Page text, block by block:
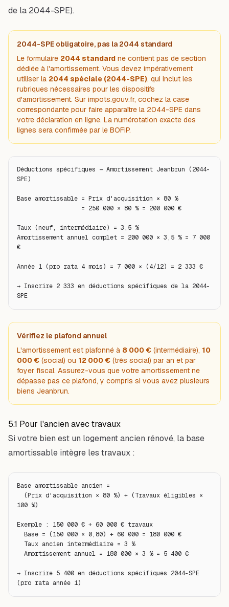
de la 2044-SPE).
2044-SPE obligatoire, pas la 2044 standard
Le formulaire 2044 standard ne contient pas de section
dédiée à l'amortissement. Vous devez impérativement
utiliser la 2044 spéciale (2044-SPE), qui inclut les
rubriques nécessaires pour les dispositifs
d'amortissement. Sur impots.gouv.fr, cochez la case
correspondante pour faire apparaître la 2044-SPE dans
votre déclaration en ligne. La numérotation exacte des
lignes sera confirmée par le BOFiP.
Déductions spécifiques — Amortissement Jeanbrun (2044-
SPE)
Base amortissable = Prix d'acquisition × 80 %
Taux (neuf, intermédiaire) = 3,5 %
Amortissement annuel complet = 200 000 × 3,5 % = 7 000
€
Année 1 (pro rata 4 mois) = 7 000 × (4/12) = 2 333 €
→ Inscrire 2 333 en déductions spécifiques de la 2044-
SPE
Vérifiez le plafond annuel
L'amortissement est plafonné à 8 000 € (intermédiaire), 10
000 € (social) ou 12 000 € (très social) par an et par
foyer fiscal. Assurez-vous que votre amortissement ne
dépasse pas ce plafond, y compris si vous avez plusieurs
biens Jeanbrun.
5.1 Pour l'ancien avec travaux
Si votre bien est un logement ancien rénové, la base
amortissable intègre les travaux :
Base amortissable ancien =
100 %)
Exemple : 150 000 € + 60 000 € travaux
→ Inscrire 5 400 en déductions spécifiques 2044-SPE
(pro rata année 1)